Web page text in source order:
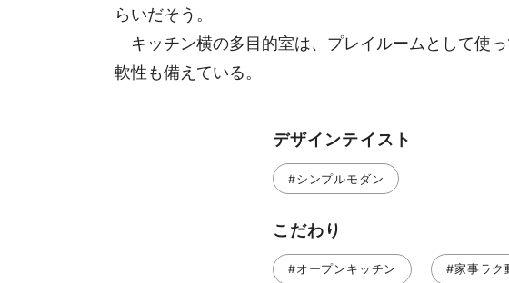
らいだそう。
キッチン横の多目的室は、プレイルームとして使
軟性も備えている。
デザインテイスト
#シンプルモダン
こだわり
#オープンキッチン #家事ラク